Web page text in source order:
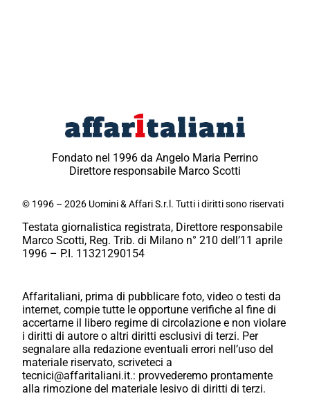
Fondato nel 1996 da Angelo Maria Perrino
Direttore responsabile Marco Scotti
© 1996 – 2026 Uomini & Affari S.r.l. Tutti i diritti sono riservati
Testata giornalistica registrata, Direttore responsabile
Marco Scotti, Reg. Trib. di Milano n° 210 dell’11 aprile
1996 – P.I. 11321290154
Affaritaliani, prima di pubblicare foto, video o testi da
internet, compie tutte le opportune verifiche al fine di
accertarne il libero regime di circolazione e non violare
i diritti di autore o altri diritti esclusivi di terzi. Per
segnalare alla redazione eventuali errori nell’uso del
materiale riservato, scriveteci a
tecnici@affaritaliani.it.: provvederemo prontamente
alla rimozione del materiale lesivo di diritti di terzi.